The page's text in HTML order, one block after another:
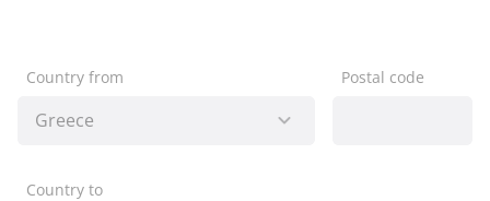
Country from Postal code
Country to